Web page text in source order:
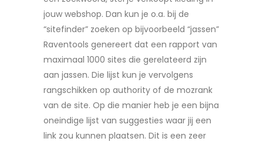
jouw webshop. Dan kun je o.a. bij de
“sitefinder” zoeken op bijvoorbeeld “jassen”
Raventools genereert dat een rapport van
maximaal 1000 sites die gerelateerd zijn
aan jassen. Die lijst kun je vervolgens
rangschikken op authority of de mozrank
van de site. Op die manier heb je een bijna
oneindige lijst van suggesties waar jij een
link zou kunnen plaatsen. Dit is een zeer